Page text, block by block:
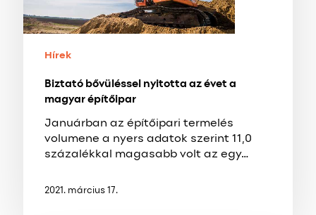
Hírek
Biztató bővüléssel nyitotta az évet a
magyar építőipar
Januárban az építőipari termelés
volumene a nyers adatok szerint 11,0
százalékkal magasabb volt az egy…
2021. március 17.